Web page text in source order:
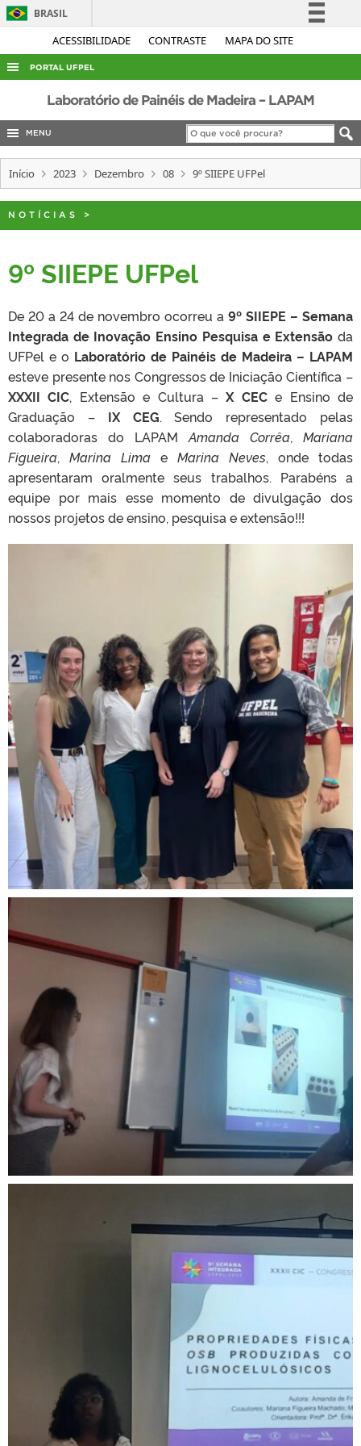
ACESSIBILIDADE CONTRASTE MAPA DO SITE
BRASIL
Simplifique!
Legislação
Canais
PORTAL UFPEL
ACESSO À INFORMAÇÃO
AUDITORIA
CONCURSOS
INTERNACIONAL
TELEFONES
Laboratório de Painéis de Madeira – LAPAM
MENU
Início 2023 Dezembro 08 9º SIIEPE UFPel
NOTÍCIAS >
9º SIIEPE UFPel
De 20 a 24 de novembro ocorreu a 9º SIIEPE – Semana
Integrada de Inovação Ensino Pesquisa e Extensão da
UFPel e o Laboratório de Painéis de Madeira – LAPAM
esteve presente nos Congressos de Iniciação Científica –
XXXII CIC, Extensão e Cultura – X CECe Ensino de
Graduação – IX CEG. Sendo representado pelas
colaboradoras do LAPAM Amanda Corrêa, Mariana
Figueira, Marina Lima e Marina Neves, onde todas
apresentaram oralmente seus trabalhos. Parabéns a
equipe por mais esse momento de divulgação dos
nossos projetos de ensino, pesquisa e extensão!!!